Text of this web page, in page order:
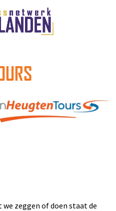
zeggen of doen staat de